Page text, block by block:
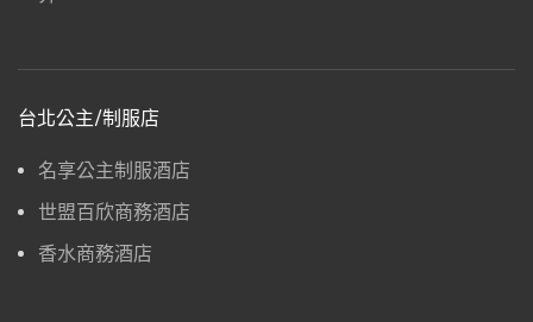
台北公主/制服店
名享公主制服酒店
世盟百欣商務酒店
香水商務酒店